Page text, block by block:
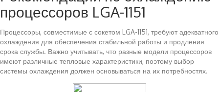
процессоров LGA-1151
Процессоры, совместимые с сокетом LGA-1151, требуют адекватного
охлаждения для обеспечения стабильной работы и продления
срока службы. Важно учитывать, что разные модели процессоров
имеют различные тепловые характеристики, поэтому выбор
системы охлаждения должен основываться на их потребностях.